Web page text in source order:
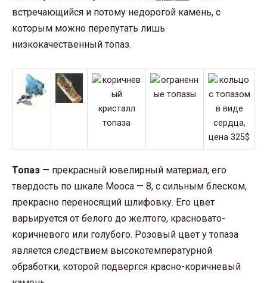
встречающийся и потому недорогой камень, с
которым можно перепутать лишь
низкокачественный топаз.
Топаз — прекрасный ювелирный материал, его
твердость по шкале Мооса — 8, с сильным блеском,
прекрасно переносящий шлифовку. Его цвет
варьируется от белого до желтого, красновато-
коричневого или голубого. Розовый цвет у топаза
является следствием высокотемпературной
обработки, которой подвергся красно-коричневый